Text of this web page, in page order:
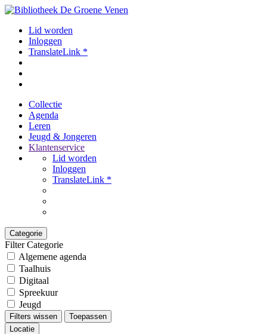
Lid worden
Inloggen
TranslateLink *
Collectie
Agenda
Leren
Jeugd & Jongeren
Klantenservice
Lid worden
Inloggen
TranslateLink *
Categorie
Filter Categorie
Algemene agenda
Taalhuis
Digitaal
Spreekuur
Jeugd
Filters wissen
Toepassen
Locatie